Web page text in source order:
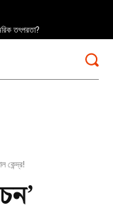
তৎপরতা?
কেন্দ্র!